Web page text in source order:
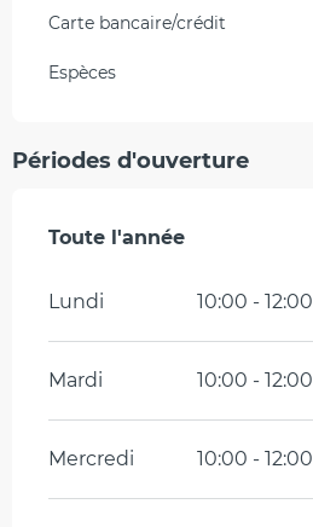
Carte bancaire/crédit
Espèces
Périodes d'ouverture
Toute l'année
Toute l'année
Lundi 10:00 - 12:00
Mardi 10:00 - 12:00
Mercredi 10:00 - 12:00